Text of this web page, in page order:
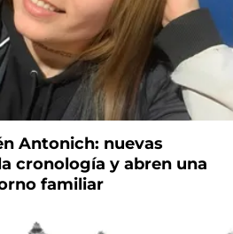
Antonich: nuevas
cronología y abren una
familiar